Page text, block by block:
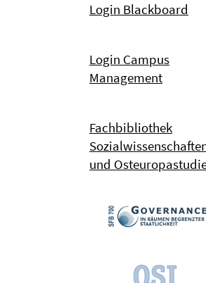
Login Blackboard
Login Campus
Management
Fachbibliothek
und